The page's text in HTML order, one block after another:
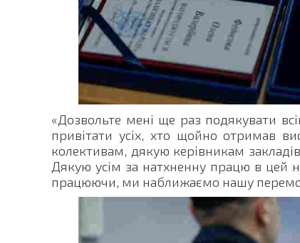
«Дозвольте мені ще раз подякувати
привітати усіх, хто щойно отримав
колективам, дякую керівникам
Дякую усім за натхненну працю в цей
працюючи, ми наближаємо нашу